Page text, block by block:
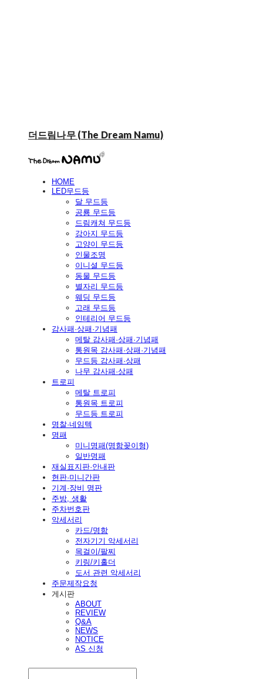
더드림나무 (The Dream Namu)
HOME
LED무드등
달 무드등
공룡 무드등
드림캐쳐 무드등
강아지 무드등
고양이 무드등
인물조명
이니셜 무드등
동물 무드등
별자리 무드등
웨딩 무드등
고래 무드등
인테리어 무드등
감사패·상패·기념패
메탈 감사패·상패·기념패
통원목 감사패·상패·기념패
무드등 감사패·상패
나무 감사패·상패
트로피
메탈 트로피
통원목 트로피
무드등 트로피
명찰·네임텍
명패
미니명패(명함꽂이형)
일반명패
재실표지판·안내판
현판·미니간판
기계·장비 명판
주방, 생활
주차번호판
악세서리
카드/명함
전자기기 악세서리
목걸이/팔찌
키링/키홀더
도서 관련 악세서리
주문제작요청
게시판
ABOUT
REVIEW
Q&A
NEWS
NOTICE
AS 신청